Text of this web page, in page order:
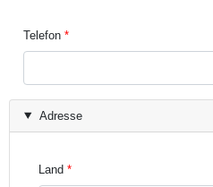
Telefon
Adresse
Land